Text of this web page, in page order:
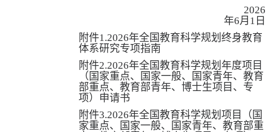
2026
年6月 1 日
附件1.2026年全国教育科学规划终身教育
体系研究专项指南
附件2.2026年全国教育科学规划年度项目
（国家重点、国家一般、国家青年、教育
部重点、教育部青年、博士生项目、专
项）申请书
附件3.2026年全国教育科学规划项目（国
家重点、国家一般、国家青年、教育部重